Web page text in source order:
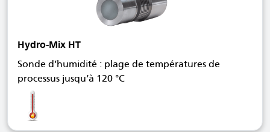
Hydro-Mix HT
Sonde d’humidité : plage de températures de
processus jusqu’à 120 °C